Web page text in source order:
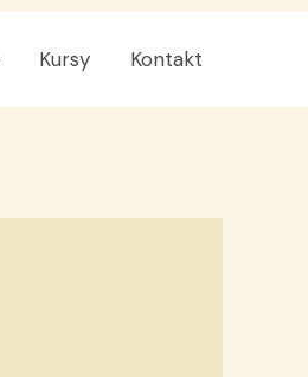
Kursy Kontakt